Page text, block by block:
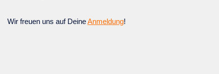
Wir freuen uns auf DeineAnmeldung!